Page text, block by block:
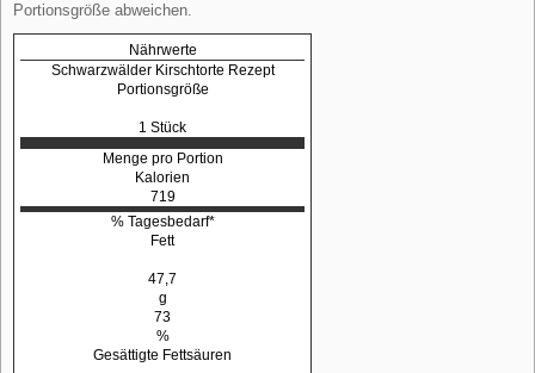
Portionsgröße abweichen.
Nährwerte
Schwarzwälder Kirschtorte Rezept
Portionsgröße
1 Stück
Menge pro Portion
Kalorien
719
% Tagesbedarf*
Fett
47,7
g
73
%
Gesättigte Fettsäuren